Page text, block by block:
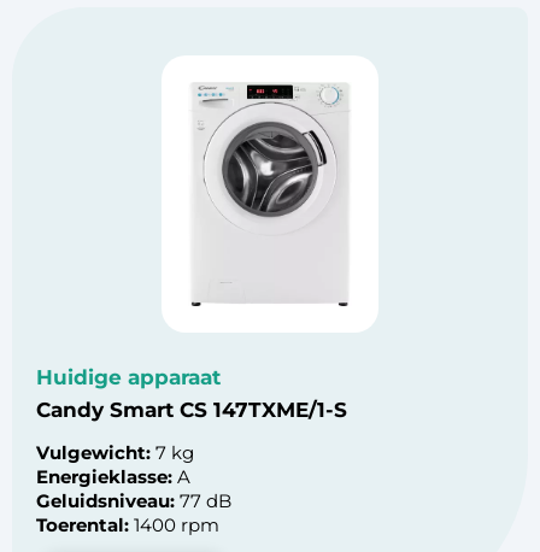
Huidige apparaat
Candy Smart CS 147TXME/1-S
Vulgewicht: 7 kg
Energieklasse: A
Geluidsniveau: 77 dB
Toerental: 1400 rpm